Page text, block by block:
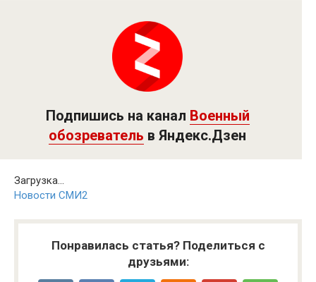
Подпишись на канал Военный
обозреватель в Яндекс.Дзен
Загрузка...
Новости СМИ2
Понравилась статья? Поделиться с
друзьями: